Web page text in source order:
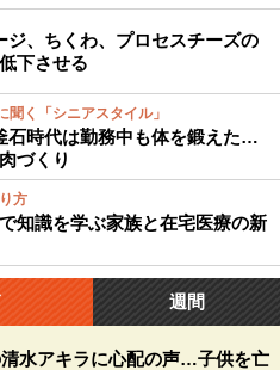
ジ、ちくわ、プロセスチーズの
下させる
く「シニアスタイル」
石時代は勤務中も体を鍛えた…
づくり
方
知識を学ぶ家族と在宅医療の新
週間
水アキラに心配の声…子供を亡